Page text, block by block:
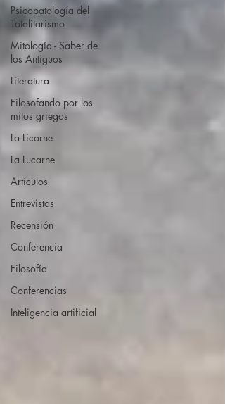
Psicopatología del
Totalitarismo
Mitología - Saber de
los Antiguos
Literatura
Filosofando por los
mitos griegos
La Licorne
La Lucarne
Artículos
Entrevistas
Recensión
Conferencia
Filosofía
Conferencias
Inteligencia artificial